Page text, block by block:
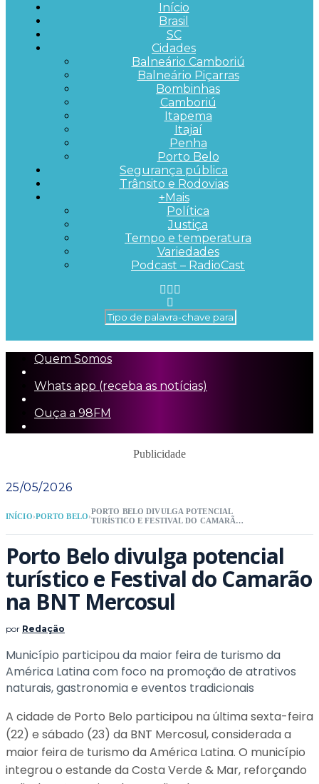
Início
Brasil
SC
Cidades
Balneário Camboriú
Balneário Piçarras
Bombinhas
Camboriú
Itapema
Itajaí
Penha
Porto Belo
Segurança pública
Trânsito e Rodovias
+Mais
Política
Justiça
Tempo e temperatura
Variedades
Podcast – RadioCast
Quem Somos
Whats app (receba as notícias)
Ouça a 98FM
Publicidade
25/05/2026
INÍCIO›PORTO BELO›
PORTO BELO DIVULGA POTENCIAL
TURÍSTICO E FESTIVAL DO CAMARÃO
Porto Belo divulga potencial
turístico e Festival do Camarão
na BNT Mercosul
por Redação
Município participou da maior feira de turismo da
América Latina com foco na promoção de atrativos
naturais, gastronomia e eventos tradicionais
A cidade de Porto Belo participou na última sexta-feira
(22) e sábado (23) da BNT Mercosul, considerada a
maior feira de turismo da América Latina. O município
integrou o estande da Costa Verde & Mar, reforçando